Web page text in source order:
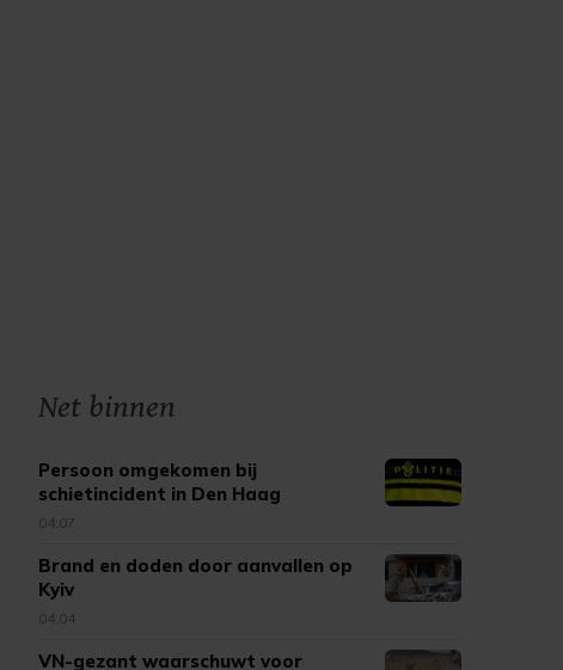
Net binnen
Persoon omgekomen bij
schietincident in Den Haag
04:07
Brand en doden door aanvallen op
Kyiv
04:04
VN-gezant waarschuwt voor